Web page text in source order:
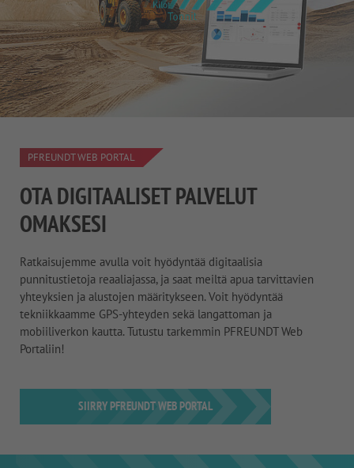
PFREUNDT WEB PORTAL
OTA DIGITAALISET PALVELUT
OMAKSESI
Ratkaisujemme avulla voit hyödyntää digitaalisia
punnitustietoja reaaliajassa, ja saat meiltä apua tarvittavien
yhteyksien ja alustojen määritykseen. Voit hyödyntää
tekniikkaamme GPS-yhteyden sekä langattoman ja
mobiiliverkon kautta. Tutustu tarkemmin PFREUNDT Web
Portaliin!
SIIRRY PFREUNDT WEB PORTAL